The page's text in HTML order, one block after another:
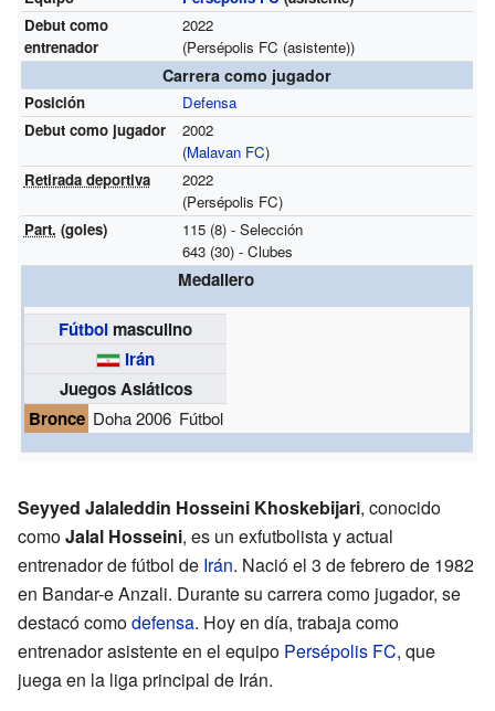
Debut como
entrenador
2022
(Persépolis FC (asistente))
Carrera como jugador
Posición
Defensa
Debut como jugador
2002
(Malavan FC)
Retirada deportiva
2022
(Persépolis FC)
Part. (goles)
115 (8) - Selección
643 (30) - Clubes
Medallero
Fútbol masculino
Irán
Juegos Asiáticos
Bronce Doha 2006 Fútbol
Seyyed Jalaleddin Hosseini Khoskebijari, conocido
comoJalal Hosseini, es un exfutbolista y actual
entrenador de fútbol de Irán. Nació el 3 de febrero de 1982
en Bandar-e Anzali. Durante su carrera como jugador, se
destacó comodefensa. Hoy en día, trabaja como
entrenador asistente en el equipo Persépolis FC, que
juega en la liga principal de Irán.